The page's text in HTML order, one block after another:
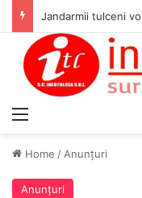
Home / Anunţuri
Anunţuri